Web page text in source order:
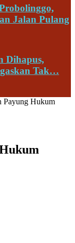
Jalan Pulang
Dihapus,
Tak…
Payung Hukum